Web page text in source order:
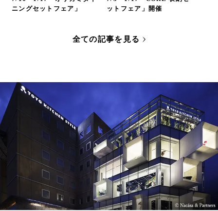
ニングセットフェア」
ットフェア」開催
全ての記事を見る